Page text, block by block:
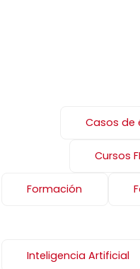
Casos de
Cursos
Formación
Inteligencia Artificial